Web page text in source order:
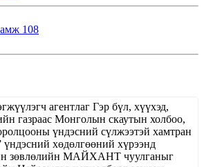
108
агентлаг Гэр бүл, хүүхэд,
газраас Монголын скаутын холбоо,
үндэсний сүлжээтэй хамтран
үндэсний хөдөлгөөний хүрээнд
зөвлөлийн МАЙХАНТ чуулганыг